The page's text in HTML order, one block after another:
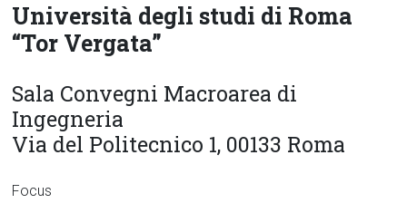
Università degli studi di Roma
“Tor Vergata”
Sala Convegni Macroarea di
Ingegneria
Via del Politecnico 1, 00133 Roma
Focus